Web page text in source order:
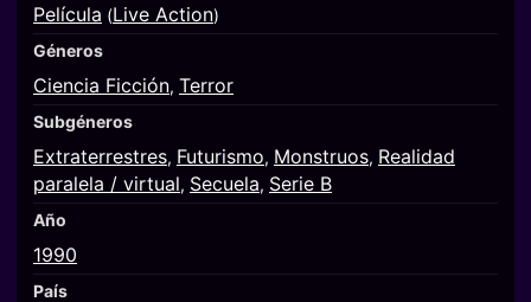
Película (Live Action)
Géneros
Ciencia Ficción, Terror
Subgéneros
Extraterrestres, Futurismo, Monstruos, Realidad
paralela / virtual, Secuela, Serie B
Año
1990
País